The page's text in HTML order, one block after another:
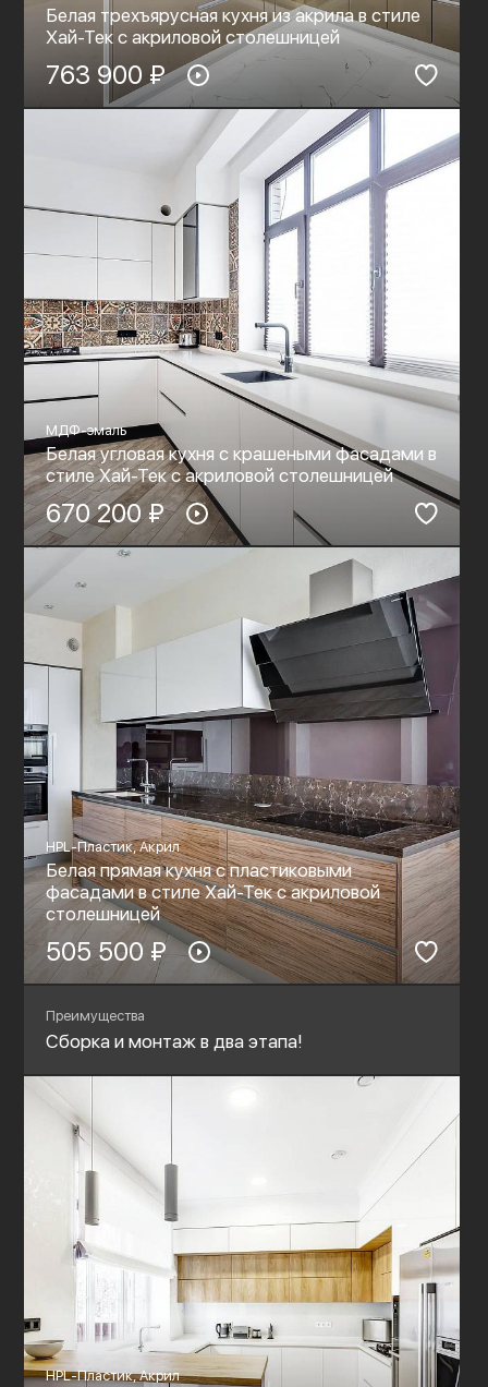
Белая трехъярусная кухня из акрила в стиле
Хай-Тек c акриловой столешницей
763 900 ₽
МДФ-эмаль
Белая угловая кухня с крашеными фасадами в
стиле Хай-Тек c акриловой столешницей
670 200 ₽
HPL-Пластик, Акрил
Белая прямая кухня с пластиковыми
фасадами в стиле Хай-Тек c акриловой
столешницей
505 500 ₽
Преимущества
Сборка и монтаж в два этапа!
HPL-Пластик, Акрил